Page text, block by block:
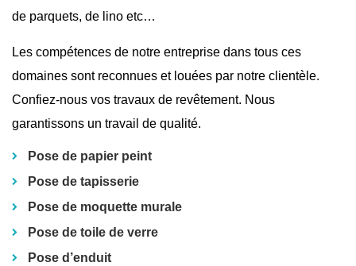
de parquets, de lino etc…
Les compétences de notre entreprise dans tous ces
domaines sont reconnues et louées par notre clientèle.
Confiez-nous vos travaux de revêtement. Nous
garantissons un travail de qualité.
Pose de papier peint
Pose de tapisserie
Pose de moquette murale
Pose de toile de verre
Pose d’enduit